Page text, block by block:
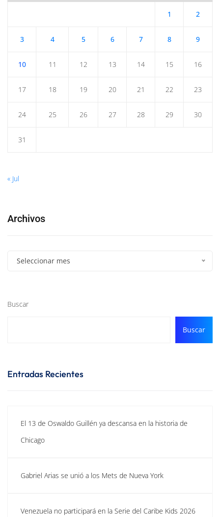
1 2
3 4 5 6 7 8 9
10 11 12 13 14 15 16
17 18 19 20 21 22 23
24 25 26 27 28 29 30
31
« Jul
Archivos
Seleccionar mes
Buscar
Buscar
Entradas Recientes
El 13 de Oswaldo Guillén ya descansa en la historia de
Chicago
Gabriel Arias se unió a los Mets de Nueva York
Venezuela no participará en la Serie del Caribe Kids 2026